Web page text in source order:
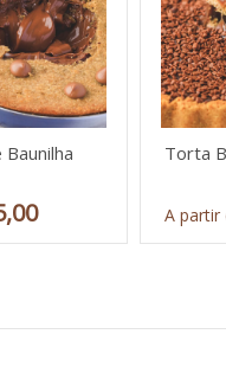
Baunilha Torta
A partir